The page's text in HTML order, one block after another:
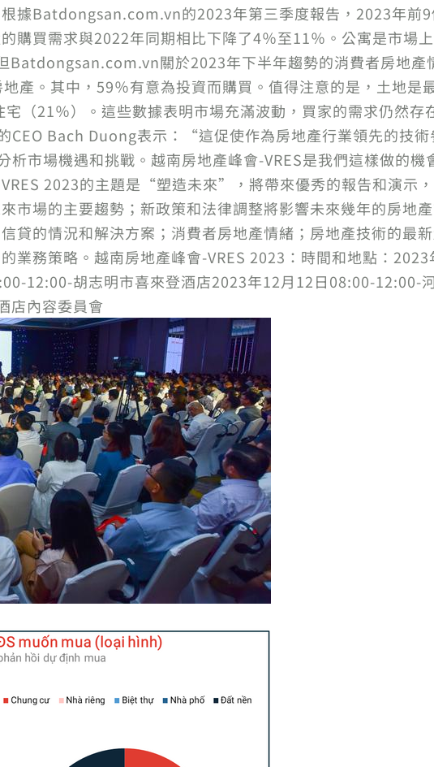
據Batdongsan.com.vn的2023年第三季度報告，2023年前
購買需求與2022年同期相比下降了4％至11％。公寓是市場
關於2023年下半年趨勢的消費者房地產情
產。其中，59％有意為投資而購買。值得注意的是，土地是
（21％）。這些數據表明市場充滿波動，買家的需求仍然存
Bach Duong表示：“這促使作為房地產行業領先的技術
市場機遇和挑戰。越南房地產峰會-VRES是我們這樣做的機
2023的主題是“塑造未來”，將帶來優秀的報告和演示
市場的主要趨勢；新政策和法律調整將影響未來幾年的房地
貸的情況和解決方案；消費者房地產情緒；房地產技術的最
業務策略。越南房地產峰會-VRES 2023：時間和地點：2023
12:00-胡志明市喜來登酒店2023年12月12日08:00-12:00-
店內容委員會